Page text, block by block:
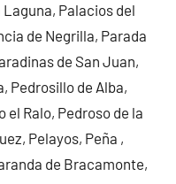
Laguna, Palacios del
de Negrilla, Parada
de San Juan,
Pedrosillo de Alba,
el Ralo, Pedroso de la
Pelayos, Peña ,
de Bracamonte,